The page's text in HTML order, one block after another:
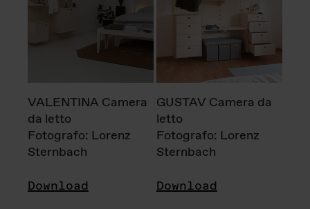
VALENTINA Camera
da letto
Fotografo: Lorenz
Sternbach
Download
GUSTAV Camera da
letto
Fotografo: Lorenz
Sternbach
Download